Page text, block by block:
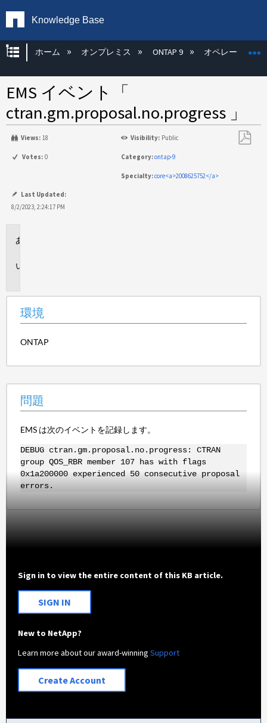
Knowledge Base
グローバル階層を展開/折りたたむ
ホーム オンプレミス ONTAP 9 オペレーティン
EMS イベント「
ctran.gm.proposal.no.progress 」
Views: 18 Visibility: Public
Votes: 0 Category:ontap-9
Specialty:core<a>2008625752</a>
Last Updated:
8/2/2023, 2:24:17 PM
環境
ONTAP
問題
EMS は次のイベントを記録します。
DEBUG ctran.gm.proposal.no.progress: CTRAN
group QOS_RBR member 107 has with flags
0x1a200000 experienced 50 consecutive proposal
errors.
Sign in to view the entire content of this KB article.
SIGN IN
New to NetApp?
Learn more about our award-winningSupport
Create Account